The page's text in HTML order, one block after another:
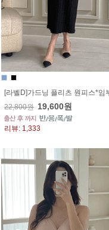
[라벨D]가드닝 플리츠 원피스*임
22,800원 19,600원
리뷰: 1,333